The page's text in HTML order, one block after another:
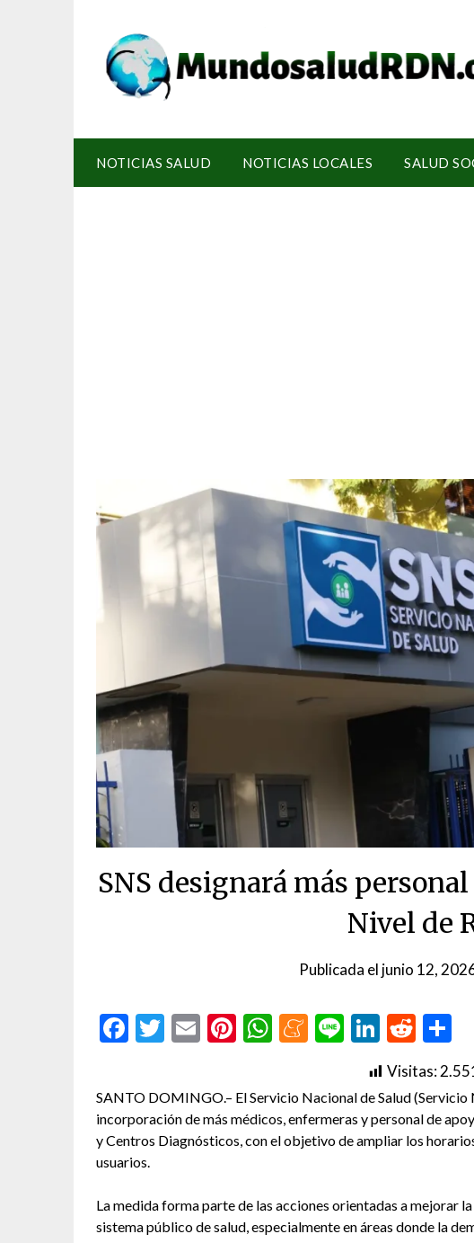
NOTICIAS SALUD NOTICIAS LOCALES SALUD
SNS designará más
Nivel de
Publicada el junio 12,
Facebook
Twitter
EmailPinterest
WhatsApp
Meneame
LineLinkedIn
Visitas:
SANTO DOMINGO.– El Servicio Nacional de Salud (Servicio
incorporación de más médicos, enfermeras y personal de
y Centros Diagnósticos, con el objetivo de ampliar los
usuarios.
La medida forma parte de las acciones orientadas a mejorar
sistema público de salud, especialmente en áreas donde la